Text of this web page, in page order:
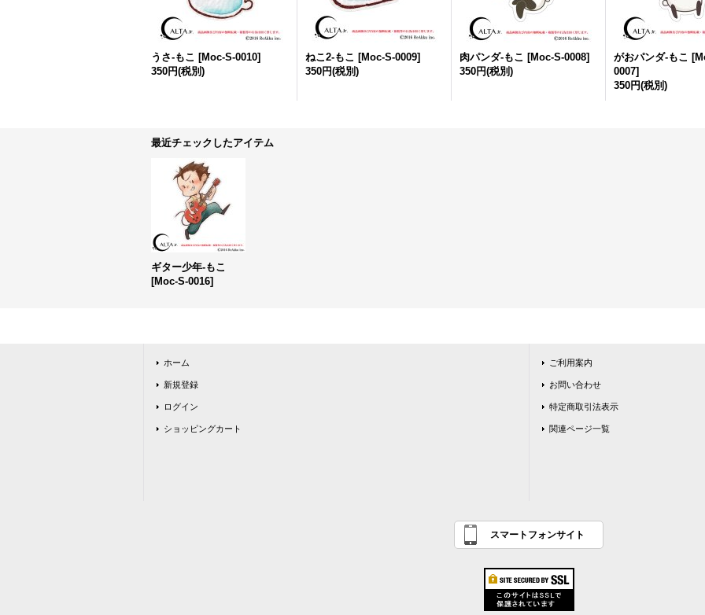
うさ-もこ [Moc-S-0010]
350円(税別)
ねこ2-もこ [Moc-S-0009]
350円(税別)
肉パンダ-もこ [Moc-S-0008]
350円(税別)
がおパンダ-もこ [
0007]
350円(税別)
最近チェックしたアイテム
ギター少年-もこ
[Moc-S-0016]
ホーム
新規登録
ログイン
ショッピングカート
ご利用案内
お問い合わせ
特定商取引法表示
関連ページ一覧
スマートフォンサイト